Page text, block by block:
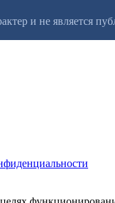
и не является